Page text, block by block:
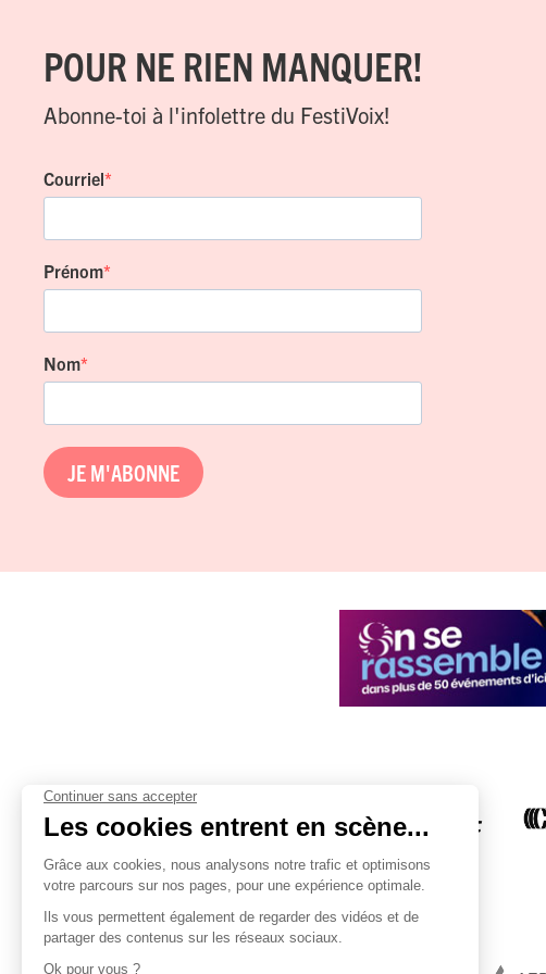
POUR NE RIEN MANQUER!
Abonne-toi à l'infolettre du FestiVoix!
Courriel
Prénom
Nom
JE M'ABONNE